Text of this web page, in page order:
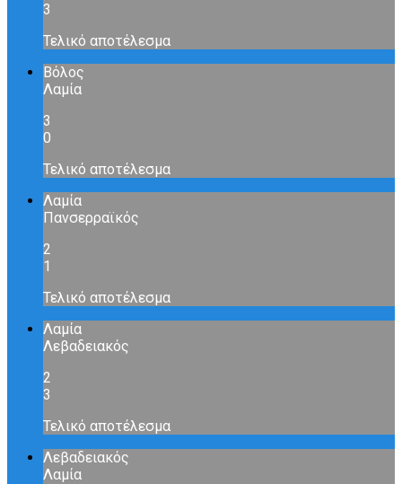
3
Τελικό αποτέλεσμα
Βόλος
Λαμία
3
0
Τελικό αποτέλεσμα
Λαμία
Πανσερραϊκός
2
1
Τελικό αποτέλεσμα
Λαμία
Λεβαδειακός
2
3
Τελικό αποτέλεσμα
Λεβαδειακός
Λαμία